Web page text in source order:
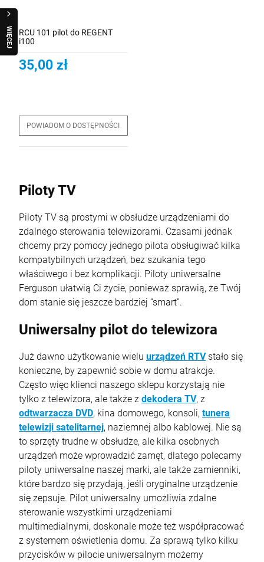
W
I
Ę
C
E
J
R
A
Q
U
O
RCU 101 pilot do REGENT
i100
35,00 zł
POWIADOM O DOSTĘPNOŚCI
Piloty TV
Piloty TV są prostymi w obsłudze urządzeniami do
zdalnego sterowania telewizorami. Czasami jednak
chcemy przy pomocy jednego pilota obsługiwać kilka
kompatybilnych urządzeń, bez szukania tego
właściwego i bez komplikacji. Piloty uniwersalne
Ferguson ułatwią Ci życie, ponieważ sprawią, że Twój
dom stanie się jeszcze bardziej “smart”.
Uniwersalny pilot do telewizora
Już dawno użytkowanie wielu urządzeń RTVstało się
konieczne, by zapewnić sobie w domu atrakcje.
Często więc klienci naszego sklepu korzystają nie
tylko z telewizora, ale także z dekodera TV, z
odtwarzacza DVD, kina domowego, konsoli, tunera
telewizji satelitarnej, naziemnej albo kablowej. Nie są
to sprzęty trudne w obsłudze, ale kilka osobnych
urządzeń może wprowadzić zamęt, dlatego polecamy
piloty uniwersalne naszej marki, ale także zamienniki,
które bardzo się przydają, jeśli oryginalne urządzenie
się zepsuje. Pilot uniwersalny umożliwia zdalne
sterowanie wszystkimi urządzeniami
multimedialnymi, doskonale może też współpracować
z systemem oświetlenia domu. Za sprawą tylko kilku
przycisków w pilocie uniwersalnym możemy